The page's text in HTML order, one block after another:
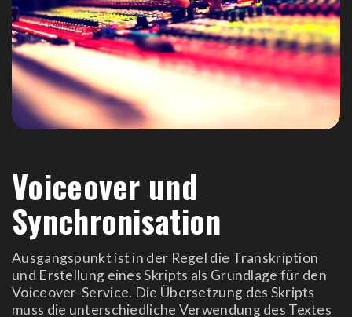
Voiceover und
Synchronisation
Ausgangspunkt ist in der Regel die Transkription
und Erstellung eines Skripts als Grundlage für den
Voiceover-Service. Die Übersetzung des Skripts
muss die unterschiedliche Verwendung des Textes